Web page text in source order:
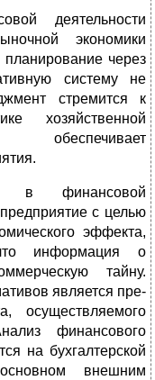
деятельности
экономики
через
систему не
стремится к
хозяйствен­ной
обеспечивает
в финансовой
с целью
эффекта,
информация о
тай­ну.
является пре­
осуществляемого
финансового
на бухгалтерской
внешним